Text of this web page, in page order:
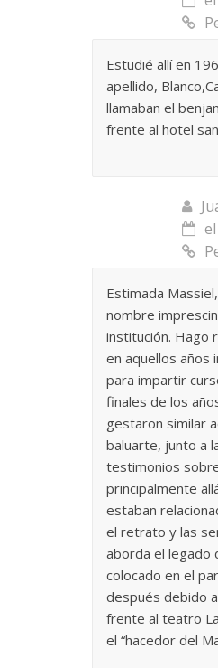
Estudié allí en
apellido,
llamaban el
frente al hotel
Estimada
nombre
institución. Hago
en aquellos años
para impartir
finales de los
gestaron similar
baluarte, junto a
testimonios
principalmente
estaban
el retrato y las
aborda el legado
colocado en el
después debido
frente al teatro
el “hacedor del
Un vergel en las
la nostalgia
12 octubre, 2024 Francisco G.